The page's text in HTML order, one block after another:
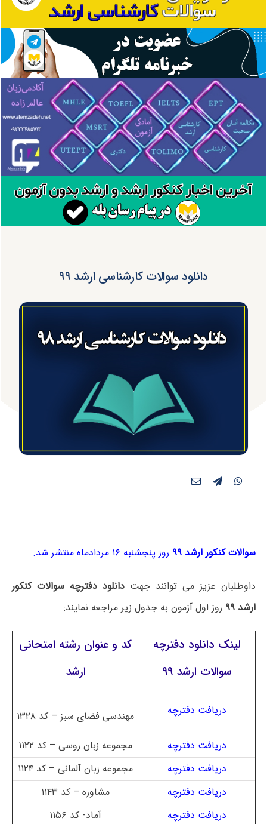
دانلود سوالات کارشناسی ارشد ۹۹
سوالات کنکور ارشد ۹۹ روز پنجشنبه ۱۶ مردادماه منتشر شد.
داوطلبان عزیز می توانند جهتدانلود دفترچه سوالات کنکور
ارشد ۹۹
روز اول آزمون به جدول زیر مراجعه نمایند:
لینک دانلود دفترچه
سوالات ارشد ۹۹
کد و عنوان رشته امتحانی
ارشد
دریافت دفترچه
مهندسی فضای سبز – کد ۱۳۲۸
دریافت دفترچه
مجموعه زبان روسی – کد ۱۱۲۲
دریافت دفترچه
مجموعه زبان آلمانی – کد ۱۱۲۴
دریافت دفترچه
مشاوره – کد ۱۱۴۳
دریافت دفترچه
آماد- کد ۱۱۵۶